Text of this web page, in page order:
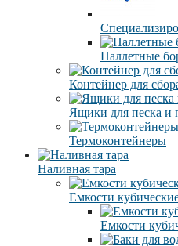
Паллетные
Контейнер для
Ящики для песка и
Термоконтейнеры
Наливная тара
Емкости
Емкости